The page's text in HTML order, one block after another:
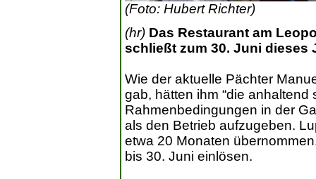
(Foto: Hubert Richter)
(hr) Das Restaurant am
schließt zum 30. Juni dieses
Wie der aktuelle Pächter
gab, hätten ihm “die
Rahmenbedingungen in der
als den Betrieb aufzugeben.
etwa 20 Monaten
bis 30. Juni einlösen.